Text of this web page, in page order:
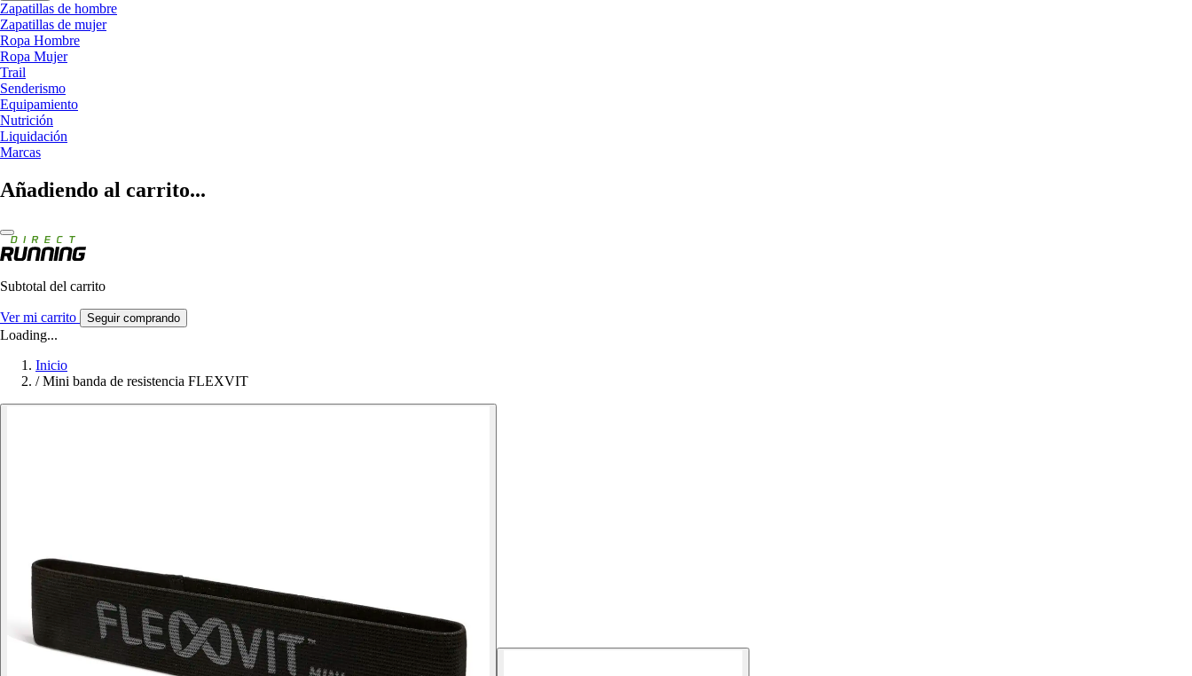
Zapatillas de hombre
Zapatillas de mujer
Ropa Hombre
Ropa Mujer
Trail
Senderismo
Equipamiento
Nutrición
Liquidación
Marcas
Añadiendo al carrito...
Subtotal del carrito
Ver mi carrito Seguir comprando
Loading...
Inicio
/ Mini banda de resistencia FLEXVIT